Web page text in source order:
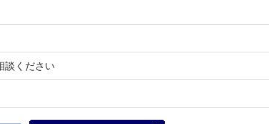
談ください